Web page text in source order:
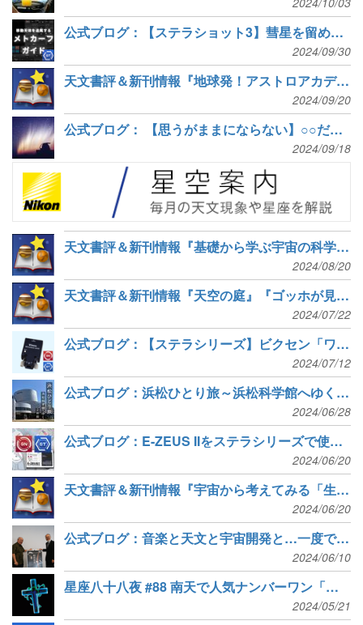
公式ブログ：【ステラショット3】彗星を留めて撮影！「メトカーフガイド」新搭載
2024/09/30
天文書評＆新刊情報『地球発！アストロアカデミー』『元素楽章』など5冊
2024/09/20
公式ブログ： 【思うがままにならない】○○だった彗星たち【それが魅力】
2024/09/18
天文書評＆新刊情報『基礎から学ぶ宇宙の科学』『ブラックホール宇宙物理の基礎』など6冊
2024/08/20
天文書評＆新刊情報『天空の庭』『ゴッホが見た星月夜』『星空マップ』など5冊
2024/07/22
公式ブログ：【ステラシリーズ】ビクセン「ワイヤレスユニット」に完全対応！
2024/07/12
公式ブログ：浜松ひとり旅～浜松科学館へゆく(2日目)～
2024/06/28
公式ブログ：E-ZEUS IIをステラシリーズで使おう
2024/06/20
天文書評＆新刊情報『宇宙から考えてみる「生命とは何か？」入門』『地球史マップ』『春の宇宙で幸せさがし』など5冊
2024/06/20
公式ブログ：音楽と天文と宇宙開発と…一度で三度美味しいイベント
2024/06/10
星座八十八夜 #88 南天で人気ナンバーワン「みなみじゅうじ座」
2024/05/21